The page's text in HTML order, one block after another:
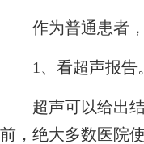
作为普通患者，
1、看超声报告。
超声可以给出结
前，绝大多数医院